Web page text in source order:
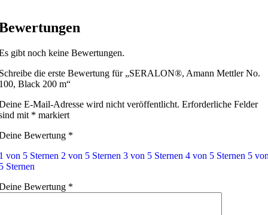
gibt noch keine Bewertungen.
die erste Bewertung für „SERALON®, Amann Mettler No.
Black 200 m“
E-Mail-Adresse wird nicht veröffentlicht. Erforderliche Felder
mit * markiert
Bewertung *
von 5 Sternen 2 von 5 Sternen 3 von 5 Sternen 4 von 5 Sternen 5
Sternen
Bewertung *